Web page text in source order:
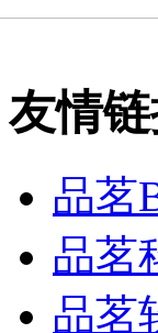
友情
品茗
品茗
品茗